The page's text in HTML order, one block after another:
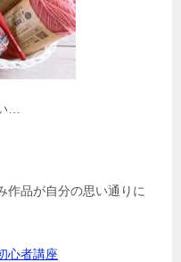
…
作品が自分の思い通りに
心者講座